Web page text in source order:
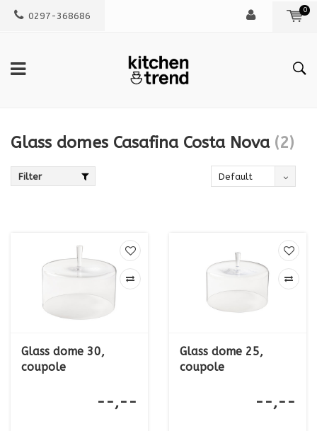
0297-368686
0
Glass domes Casafina Costa Nova (2)
Filter Default
Glass dome 30,
coupole
--,--
Glass dome 25,
coupole
--,--